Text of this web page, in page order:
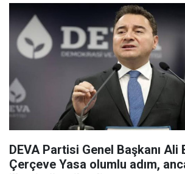
DEVA Partisi Genel Başkanı Ali
Çerçeve Yasa olumlu adım,